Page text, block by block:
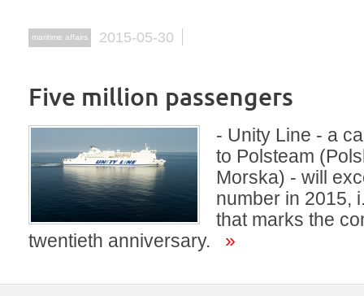
maritime affairs 2015-05-30
Five million passengers
- Unity Line - a
to Polsteam
Morska) - will
number in 2015,
that marks the
twentieth anniversary.
»